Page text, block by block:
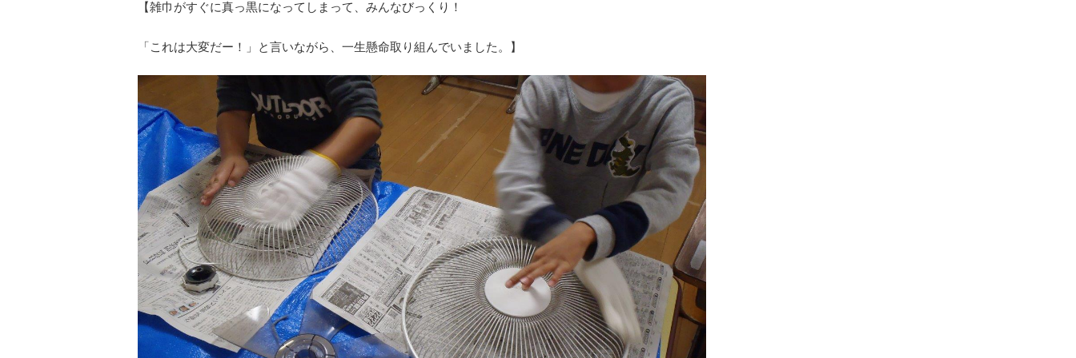
【雑巾がすぐに真っ黒になってしまって、みんなびっくり！
「これは大変だー！」と言いながら、一生懸命取り組んでいました。】